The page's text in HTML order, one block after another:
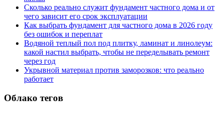
Сколько реально служит фундамент частного дома и от
чего зависит его срок эксплуатации
Как выбрать фундамент для частного дома в 2026 году
без ошибок и переплат
Водяной теплый пол под плитку, ламинат и линолеум:
какой настил выбрать, чтобы не переделывать ремонт
через год
Укрывной материал против заморозков: что реально
работает
Облако тегов